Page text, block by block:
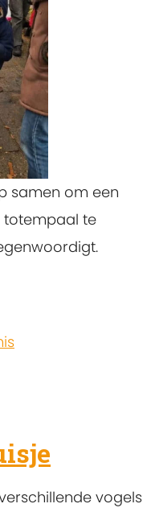
samen om een
totempaal te
vogels